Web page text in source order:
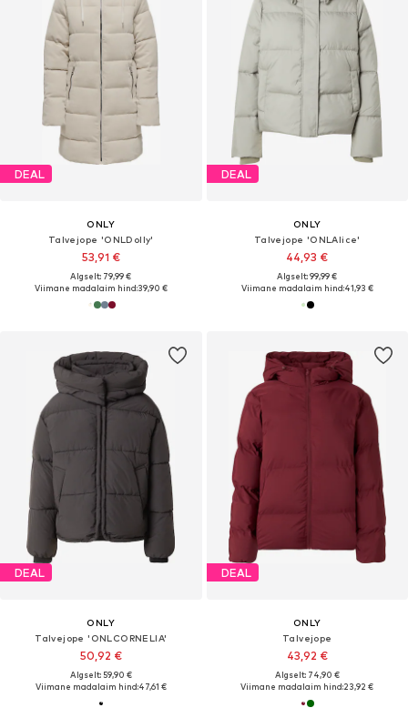
DEAL
ONLY
Talvejope 'ONLDolly'
53,91 €
Algselt: 79,99 €
Viimane madalaim hind:39,90 €
DEAL
ONLY
Talvejope 'ONLAlice'
44,93 €
Algselt: 99,99 €
Viimane madalaim hind:41,93 €
DEAL
ONLY
Talvejope 'ONLCORNELIA'
50,92 €
Algselt: 59,90 €
Viimane madalaim hind:47,61 €
DEAL
ONLY
Talvejope
43,92 €
Algselt: 74,90 €
Viimane madalaim hind:23,92 €